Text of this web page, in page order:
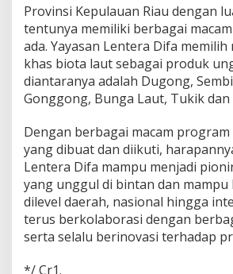
Provinsi Kepulauan Riau dengan
tentunya memiliki berbagai
ada. Yayasan Lentera Difa
khas biota laut sebagai produk
diantaranya adalah Dugong,
Gonggong, Bunga Laut, Tukik dan
Dengan berbagai macam
yang dibuat dan diikuti,
Lentera Difa mampu menjadi
yang unggul di bintan dan mampu
dilevel daerah, nasional hingga
terus berkolaborasi dengan
serta selalu berinovasi terhadap
*/ Cr1.